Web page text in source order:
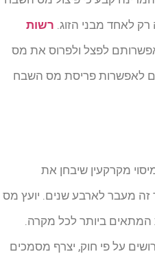
לאחד מבני הזוג. רשות
לפצל ולפרוס את מס
לאפשרות פריסת מס השבח
מקרקעין שיבחן את
זה מעבר לארבע שנים. יועץ מס
המתאים ביותר לכל מקרה.
על פי חוק, יצרף מסמכים